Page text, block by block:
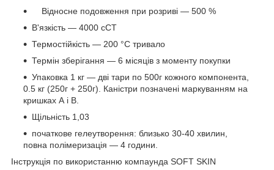
Відносне подовження при розриві ― 500 %
В'язкість ― 4000 сСТ
Термостійкість ― 200 °С тривало
Термін зберігання ― 6 місяців з моменту покупки
Упаковка 1 кг ― дві тари по 500г кожного компонента,
0.5 кг (250г + 250г). Каністри позначені маркуванням на
кришках А і В.
Щільність 1,03
початкове гелеутворення: близько 30-40 хвилин,
повна полімеризація ― 4 години.
Інструкція по використанню компаунда SOFT SKIN